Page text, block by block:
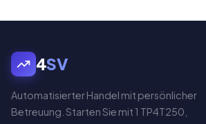
4SV
Automatisierter Handel mit persönlicher
Betreuung. Starten Sie mit 1 TP4T250,